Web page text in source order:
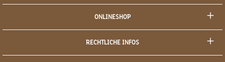
ONLINESHOP
RECHTLICHE INFOS